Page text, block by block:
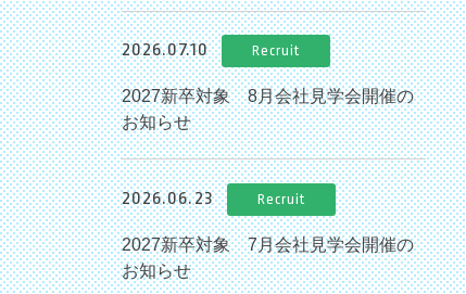
2026.07.10 Recruit
2027新卒対象 8月会社見学会開催の
お知らせ
2026.06.23 Recruit
2027新卒対象 7月会社見学会開催の
お知らせ